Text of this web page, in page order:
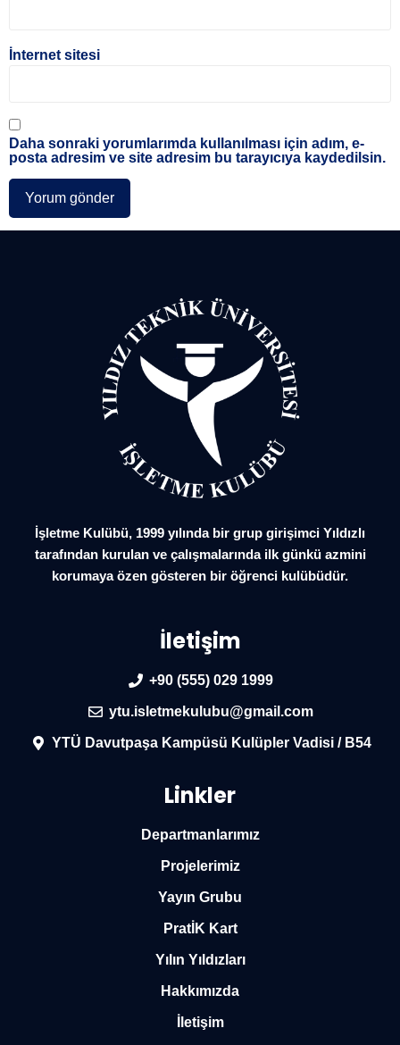
İnternet sitesi
Daha sonraki yorumlarımda kullanılması için adım, e-
posta adresim ve site adresim bu tarayıcıya kaydedilsin.
İşletme Kulübü, 1999 yılında bir grup girişimci Yıldızlı
tarafından kurulan ve çalışmalarında ilk günkü azmini
korumaya özen gösteren bir öğrenci kulübüdür.
İletişim
+90 (555) 029 1999
ytu.isletmekulubu@gmail.com
YTÜ Davutpaşa Kampüsü Kulüpler Vadisi / B54
Linkler
Departmanlarımız
Projelerimiz
Yayın Grubu
PratİK Kart
Yılın Yıldızları
Hakkımızda
İletişim